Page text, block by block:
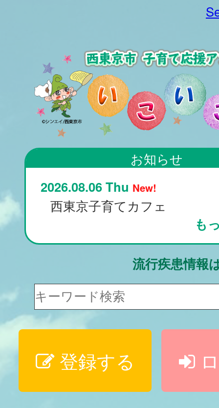
お知らせ
2026.08.06 Thu New!
西東京子育てカフェ
も
流行疾患情報
登録する